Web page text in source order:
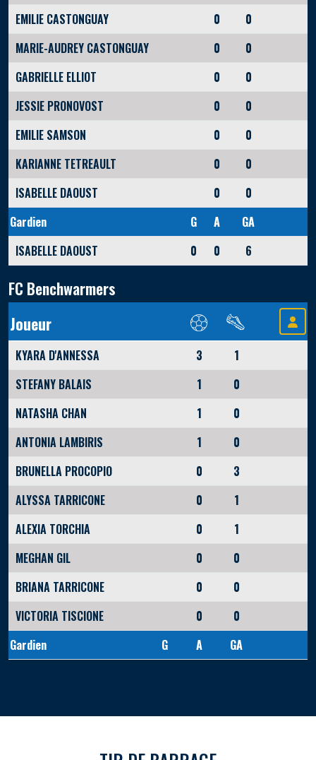
EMILIE CASTONGUAY
0
0
MARIE-AUDREY CASTONGUAY
0
0
GABRIELLE ELLIOT
0
0
JESSIE PRONOVOST
0
0
EMILIE SAMSON
0
0
KARIANNE TETREAULT
0
0
ISABELLE DAOUST
0
0
Gardien
G A
GA
ISABELLE DAOUST
0 0 6
FC Benchwarmers
Joueur
KYARA D'ANNESSA 3
1
STEFANY BALAIS
1
0
NATASHA CHAN
1
0
ANTONIA LAMBIRIS
1
0
BRUNELLA PROCOPIO
0
3
ALYSSA TARRICONE
0
1
ALEXIA TORCHIA
0
1
MEGHAN GIL
0
0
BRIANA TARRICONE
0
0
VICTORIA TISCIONE
0
0
Gardien
G A GA